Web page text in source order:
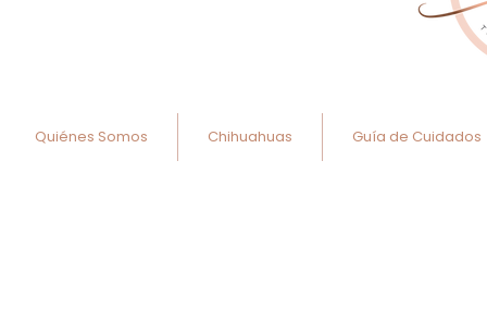
Quiénes Somos Chihuahuas Guía de Cuidados